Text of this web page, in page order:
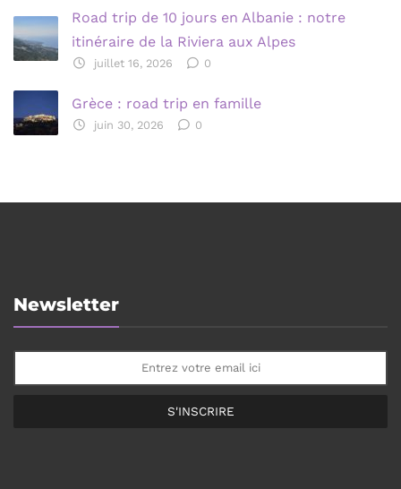
Road trip de 10 jours en Albanie : notre
itinéraire de la Riviera aux Alpes
juillet 16, 2026 0
Grèce : road trip en famille
juin 30, 2026 0
Newsletter
S'INSCRIRE